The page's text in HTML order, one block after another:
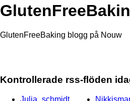
GlutenFreeBaking blogg på Nouw
Kontrollerade rss-flöden
Julia_schmidt